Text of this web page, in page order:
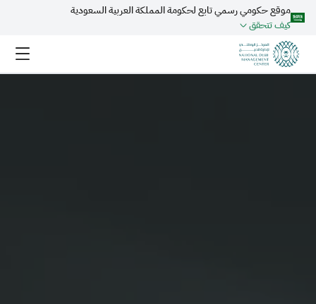
تخطي إلى المحتوى الرئيسي
موقع حكومي رسمي تابع لحكومة المملكة العربية السعودية
كيف تتحقق